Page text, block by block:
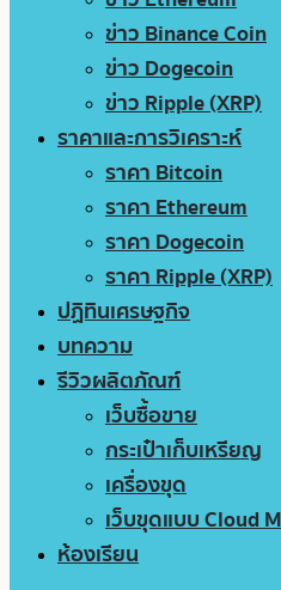
ข่าว Binance Coin
ข่าว Dogecoin
ข่าว Ripple (XRP)
ราคาและการวิเคราะห์
ราคา Bitcoin
ราคา Ethereum
ราคา Dogecoin
ราคา Ripple (XRP)
ปฏิทินเศรษฐกิจ
บทความ
รีวิวผลิตภัณฑ์
เว็บซื้อขาย
กระเป๋าเก็บเหรียญ
เครื่องขุด
เว็บขุดแบบ Cloud
ห้องเรียน